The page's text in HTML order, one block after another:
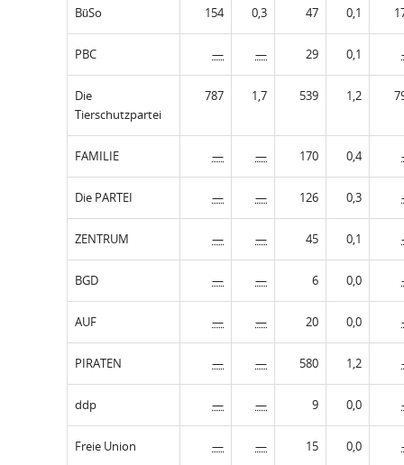
BüSo 154 0,3 47 0,1
PBC — — 29 0,1
Die
Tierschutzpartei
787 1,7 539 1,2
FAMILIE — — 170 0,4
Die PARTEI — — 126 0,3
ZENTRUM — — 45 0,1
BGD — — 6 0,0
AUF — — 20 0,0
PIRATEN — — 580 1,2
ddp — — 9 0,0
Freie Union — — 15 0,0